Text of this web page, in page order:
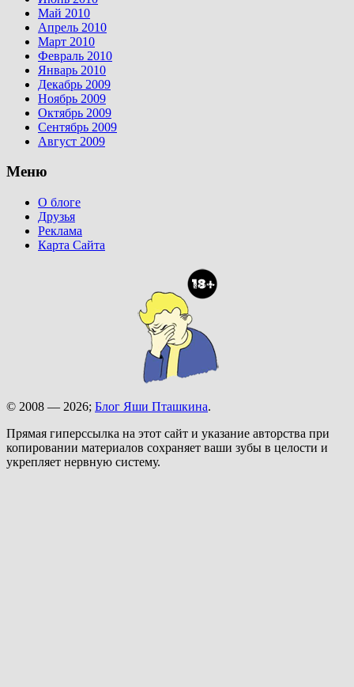
Май 2010
Апрель 2010
Март 2010
Февраль 2010
Январь 2010
Декабрь 2009
Ноябрь 2009
Октябрь 2009
Сентябрь 2009
Август 2009
Меню
О блоге
Друзья
Реклама
Карта Сайта
© 2008 — 2026; Блог Яши Пташкина.
Прямая гиперссылка на этот сайт и указание авторства при
копировании материалов сохраняет ваши зубы в целости и
укрепляет нервную систему.